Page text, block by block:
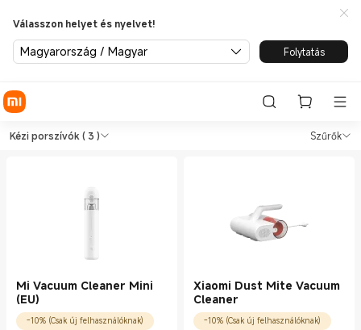
Válasszon helyet és nyelvet!
Magyarország / Magyar Folytatás
Shop Porszívók Kézi
Kézi porszívók ( 3 ) Szűrők
Shop Porszívók Kézi porszívók in
Mi Vacuum Cleaner Mini
(EU)
-10% (Csak új felhasználóknak)
Xiaomi Dust Mite Vacuum
Cleaner
-10% (Csak új felhasználóknak)